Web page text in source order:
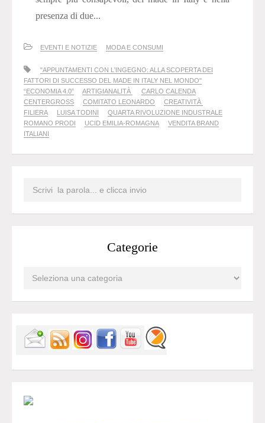
presenza di due...
EVENTI E NOTIZIE MODA E CONSUMI
"APPUNTAMENTI CON L'INGEGNO: ALLA SCOPERTA DEI
FATTORI DI SUCCESSO DEL MADE IN ITALY NEL MONDO"
“ECONOMIA 4.0”
ARTIGIANALITÀ
CARLO CALENDA
CENTERGROSS
COMITATO LEONARDO
CREATIVITÀ
FILIERA
LUISA TODINI
QUARTA RIVOLUZIONE INDUSTRALE
ROMANO PRODI
UCID EMILIA-ROMAGNA
VENDITA BRAND
ITALIANI
Categorie